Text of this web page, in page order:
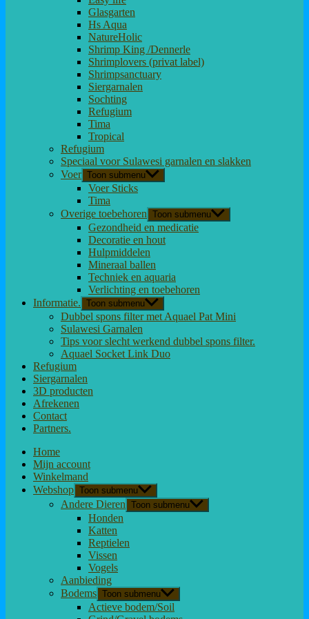
Glasgarten
Hs Aqua
NatureHolic
Shrimp King /Dennerle
Shrimplovers (privat label)
Shrimpsanctuary
Siergarnalen
Sochting
Refugium
Tima
Tropical
Refugium
Speciaal voor Sulawesi garnalen en slakken
Voer Toon submenu
Voer Sticks
Tima
Overige toebehoren Toon submenu
Gezondheid en medicatie
Decoratie en hout
Hulpmiddelen
Mineraal ballen
Techniek en aquaria
Verlichting en toebehoren
Informatie. Toon submenu
Dubbel spons filter met Aquael Pat Mini
Sulawesi Garnalen
Tips voor slecht werkend dubbel spons filter.
Aquael Socket Link Duo
Refugium
Siergarnalen
3D producten
Afrekenen
Contact
Partners.
Home
Mijn account
Winkelmand
Webshop Toon submenu
Andere Dieren Toon submenu
Honden
Katten
Reptielen
Vissen
Vogels
Aanbieding
Bodems Toon submenu
Actieve bodem/Soil